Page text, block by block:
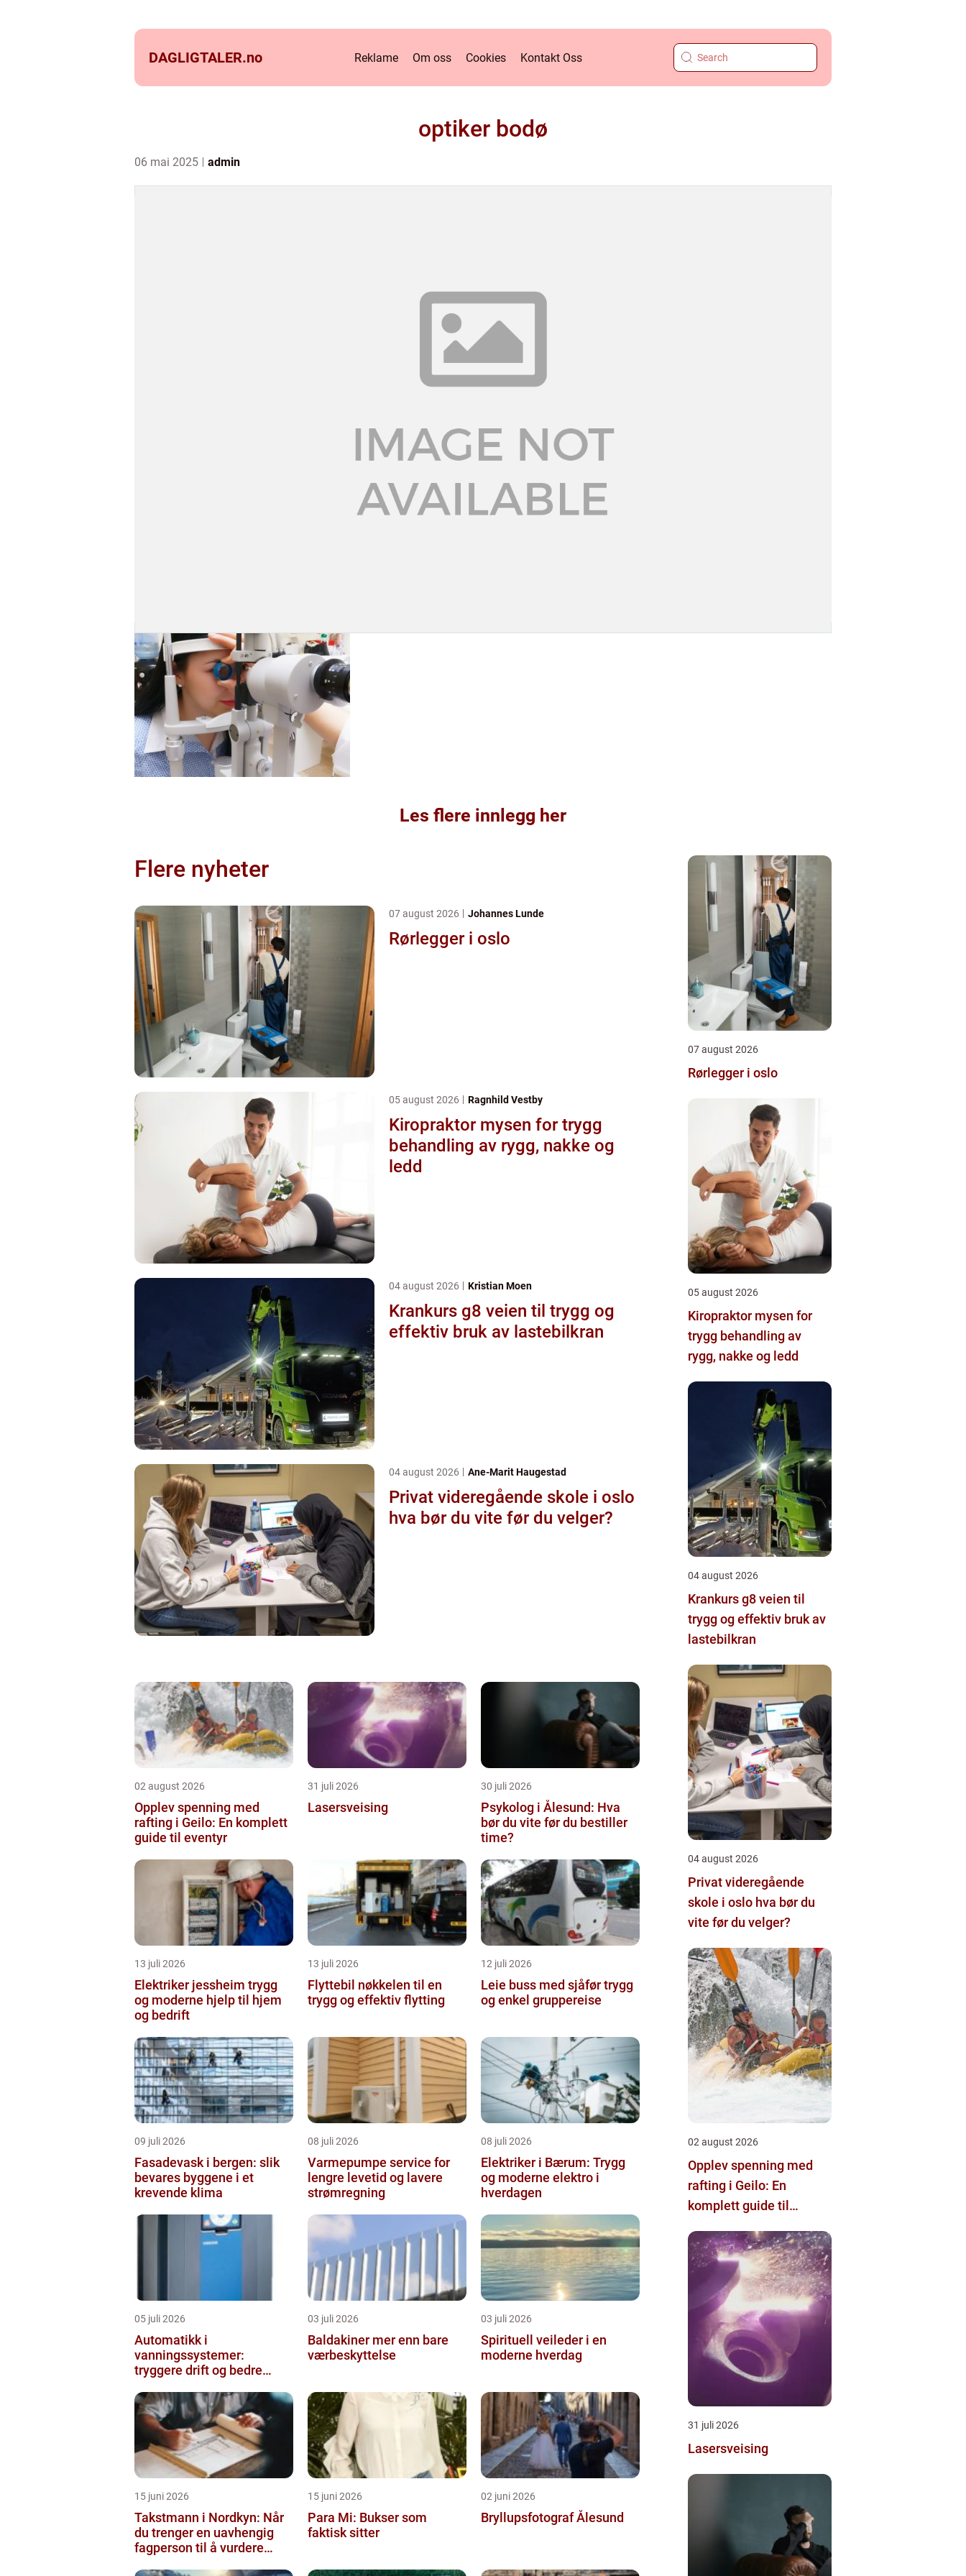
DAGLIGTALER.no Reklame Om oss Cookies Kontakt Oss
optiker bodø
06 mai 2025 admin
Les flere innlegg her
Flere nyheter
07 august 2026 Johannes Lunde
Rørlegger i oslo
05 august 2026 Ragnhild Vestby
Kiropraktor mysen for trygg
behandling av rygg, nakke og
ledd
04 august 2026 Kristian Moen
Krankurs g8 veien til trygg og
effektiv bruk av lastebilkran
04 august 2026 Ane-Marit Haugestad
Privat videregående skole i oslo
hva bør du vite før du velger?
02 august 2026
Opplev spenning med
rafting i Geilo: En komplett
guide til eventyr
31 juli 2026
Lasersveising
30 juli 2026
Psykolog i Ålesund: Hva
bør du vite før du bestiller
time?
13 juli 2026
Elektriker jessheim trygg
og moderne hjelp til hjem
og bedrift
13 juli 2026
Flyttebil nøkkelen til en
trygg og effektiv flytting
12 juli 2026
Leie buss med sjåfør trygg
og enkel gruppereise
09 juli 2026
Fasadevask i bergen: slik
bevares byggene i et
krevende klima
08 juli 2026
Varmepumpe service for
lengre levetid og lavere
strømregning
08 juli 2026
Elektriker i Bærum: Trygg
og moderne elektro i
hverdagen
05 juli 2026
Automatikk i
vanningssystemer:
tryggere drift og bedre
03 juli 2026
Baldakiner mer enn bare
værbeskyttelse
03 juli 2026
Spirituell veileder i en
moderne hverdag
15 juni 2026
Takstmann i Nordkyn: Når
du trenger en uavhengig
fagperson til å vurdere
15 juni 2026
Para Mi: Bukser som
faktisk sitter
02 juni 2026
Bryllupsfotograf Ålesund
07 august 2026
Rørlegger i oslo
05 august 2026
Kiropraktor mysen for
trygg behandling av
rygg, nakke og ledd
04 august 2026
Krankurs g8 veien til
trygg og effektiv bruk av
lastebilkran
04 august 2026
Privat videregående
skole i oslo hva bør du
vite før du velger?
02 august 2026
Opplev spenning med
rafting i Geilo: En
komplett guide til
31 juli 2026
Lasersveising